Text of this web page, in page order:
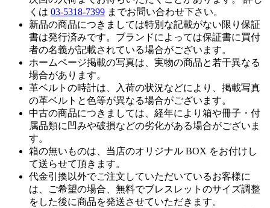
くは 03-5318-7399 までお問い合わせ下さい。
新品の商品につきましては特別な記載がない限り保証
書は発行済みです。ブランドによっては保証書に買付
者の名義が記載されている場合がございます。
ホームページ掲載の写真は、実物の商品と若干異なる
場合があります。
革ベルトの時計は、入荷の状況などにより、掲載写真
の革ベルトと色等が異なる場合がございます。
中古の商品につきましては、経年により箱や冊子・付
属品類に凹みや破損などの劣化がある場合がございま
す。
箱の無いものは、当店のオリジナル BOX をお付けし
て送らせて頂きます。
代金引換以外でご注文していただいているお客様に
は、ご希望の場合、無料でブレスレットのサイズ調整
をした後に商品を発送させていただきます。